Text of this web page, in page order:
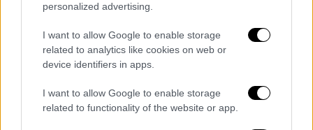
personalized advertising.
I want to allow Google to enable storage
related to analytics like cookies on web or
device identifiers in apps.
I want to allow Google to enable storage
related to functionality of the website or app.
Ιδιαίτερη αναφορά έγινε στατεχνικά
ευρήματα της έκρηξης. Από την ανάλυση των
τραυμάτων και την απουσία κρατήρα στο
έδαφος, σε συνδυασμό με το νέφος των